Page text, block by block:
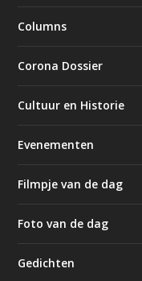
Columns
Corona Dossier
Cultuur en Historie
Evenementen
Filmpje van de dag
Foto van de dag
Gedichten